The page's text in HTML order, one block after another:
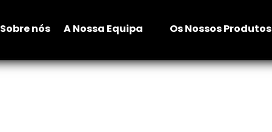
Sobre nós A Nossa Equipa Os Nossos Produtos
A Nossa Equipa Os Nossos Produtos Contactos